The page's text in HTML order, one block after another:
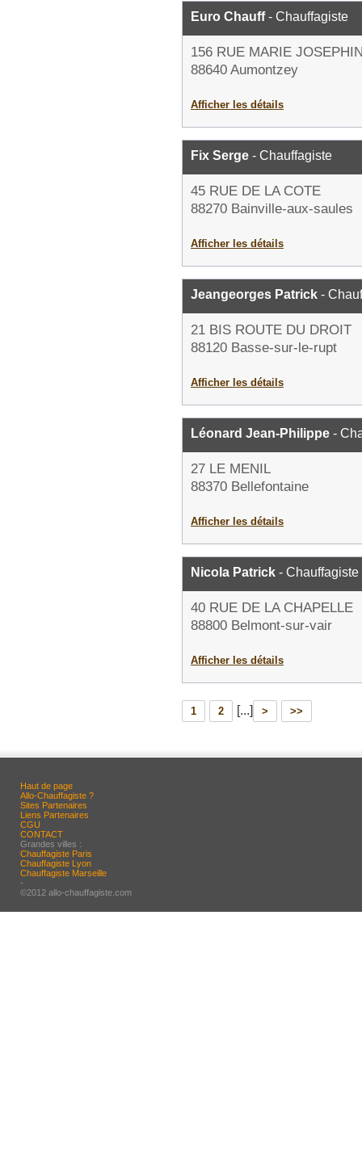
Euro Chauff- Chauffagiste
156 RUE MARIE
88640 Aumontzey
Afficher les détails
Fix Serge - Chauffagiste
45 RUE DE LA COTE
88270 Bainville-aux-saules
Afficher les détails
Jeangeorges Patrick -
21 BIS ROUTE DU DROIT
88120 Basse-sur-le-rupt
Afficher les détails
Léonard Jean-Philippe -
27 LE MENIL
88370 Bellefontaine
Afficher les détails
Nicola Patrick - Chauffagiste
40 RUE DE LA CHAPELLE
88800 Belmont-sur-vair
Afficher les détails
1 2 [...] > >>
Haut de page
Allo-Chauffagiste ?
Sites Partenaires
Liens Partenaires
CGU
CONTACT
Grandes villes :
Chauffagiste Paris
Chauffagiste Lyon
Chauffagiste Marseille
-
©2012 allo-chauffagiste.com